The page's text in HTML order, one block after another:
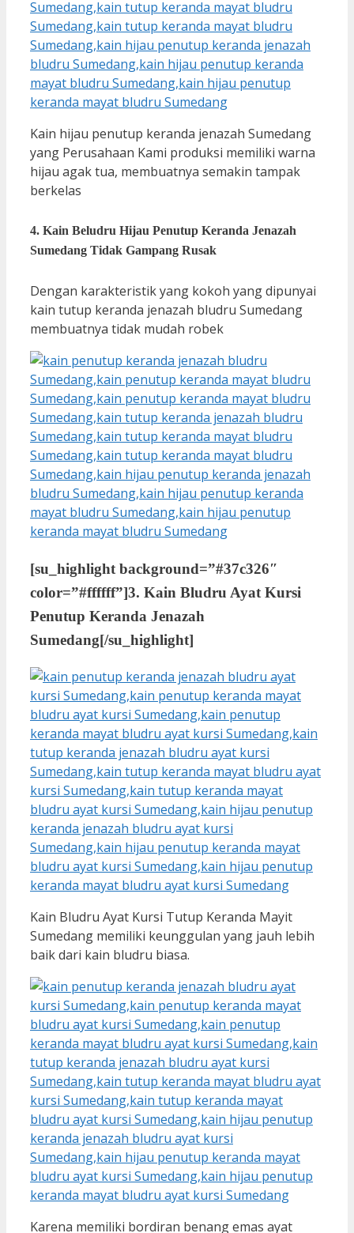
Kain hijau penutup keranda jenazah Sumedang
yang Perusahaan Kami produksi memiliki warna
hijau agak tua, membuatnya semakin tampak
berkelas
4. Kain Beludru Hijau Penutup Keranda Jenazah
Sumedang Tidak Gampang Rusak
Dengan karakteristik yang kokoh yang dipunyai
kain tutup keranda jenazah bludru Sumedang
membuatnya tidak mudah robek
[su_highlight background=”#37c326″
color=”#ffffff”]3. Kain Bludru Ayat Kursi
Penutup Keranda Jenazah
Sumedang[/su_highlight]
Kain Bludru Ayat Kursi Tutup Keranda Mayit
Sumedang memiliki keunggulan yang jauh lebih
baik dari kain bludru biasa.
Karena memiliki bordiran benang emas ayat